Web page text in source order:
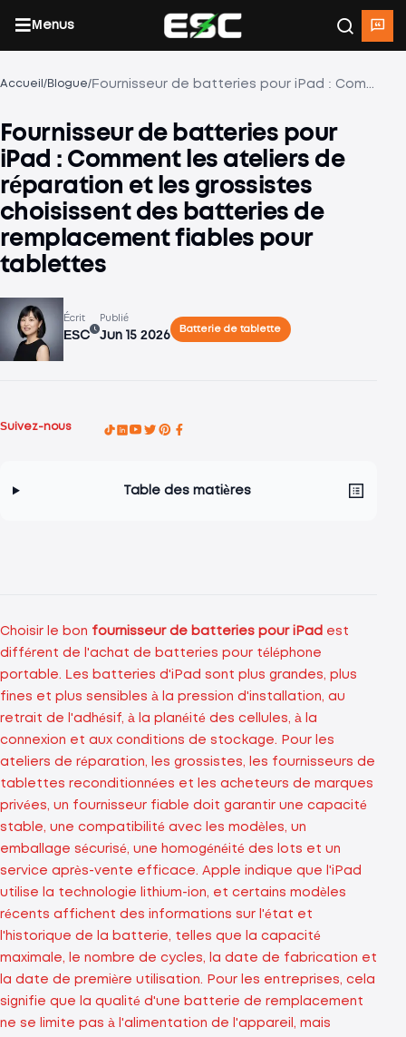
Menus
Accueil /Blogue/ Fournisseur de batteries pour iPad : Comment les ateliers de réparation et les grossistes choisissent des batteries de remplacement fiables pour tablettes
Fournisseur de batteries pour
iPad : Comment les ateliers de
réparation et les grossistes
choisissent des batteries de
remplacement fiables pour
tablettes
Écrit
ESC
Publié
Jun 15 2026 Batterie de tablette
Suivez-nous
Table des matières
Choisir le bon fournisseur de batteries pour iPad est
différent de l'achat de batteries pour téléphone
portable. Les batteries d'iPad sont plus grandes, plus
fines et plus sensibles à la pression d'installation, au
retrait de l'adhésif, à la planéité des cellules, à la
connexion et aux conditions de stockage. Pour les
ateliers de réparation, les grossistes, les fournisseurs de
tablettes reconditionnées et les acheteurs de marques
privées, un fournisseur fiable doit garantir une capacité
stable, une compatibilité avec les modèles, un
emballage sécurisé, une homogénéité des lots et un
service après-vente efficace. Apple indique que l'iPad
utilise la technologie lithium-ion, et certains modèles
récents affichent des informations sur l'état et
l'historique de la batterie, telles que la capacité
maximale, le nombre de cycles, la date de fabrication et
la date de première utilisation. Pour les entreprises, cela
signifie que la qualité d'une batterie de remplacement
ne se limite pas à l'alimentation de l'appareil, mais